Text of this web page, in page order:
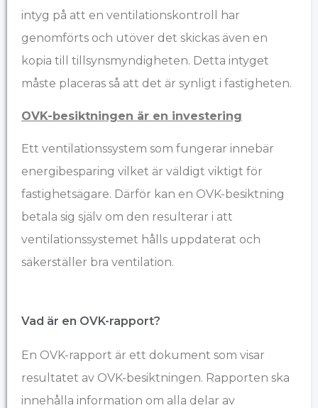
intyg på att en ventilationskontroll har
genomförts och utöver det skickas även en
kopia till tillsynsmyndigheten. Detta intyget
måste placeras så att det är synligt i fastigheten.
OVK-besiktningen är en investering
Ett ventilationssystem som fungerar innebär
energibesparing vilket är väldigt viktigt för
fastighetsägare. Därför kan en OVK-besiktning
betala sig själv om den resulterar i att
ventilationssystemet hålls uppdaterat och
säkerställer bra ventilation.
Vad är en OVK-rapport?
En OVK-rapport är ett dokument som visar
resultatet av OVK-besiktningen. Rapporten ska
innehålla information om alla delar av